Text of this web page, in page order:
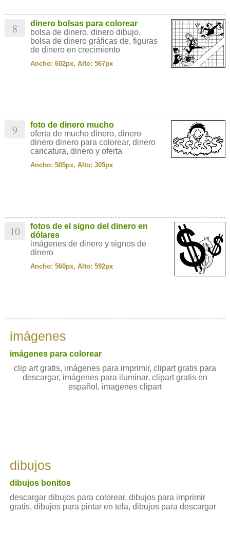
8
dinero bolsas para colorear
bolsa de dinero, dinero dibujo,
bolsa de dinero gráficas de, figuras
de dinero en crecimiento
Ancho: 602px, Alto: 567px
9
foto de dinero mucho
oferta de mucho dinero, dinero
dinero dinero para colorear, dinero
caricatura, dinero y oferta
Ancho: 505px, Alto: 305px
10
fotos de el signo del dinero en
dólares
imágenes de dinero y signos de
dinero
Ancho: 560px, Alto: 592px
imágenes
imágenes para colorear
clip art gratis, imágenes para imprimir, clipart gratis para
descargar, imágenes para iluminar, clipart gratis en
español, imagenes clipart
dibujos
dibujos bonitos
descargar dibujos para colorear, dibujos para imprimir
gratis, dibujos para pintar en tela, dibujos para descargar